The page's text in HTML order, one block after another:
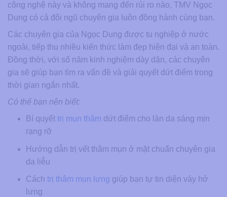
công nghệ này và không mang đến rủi ro nào, TMV Ngọc
Dung có cả đội ngũ chuyên gia luôn đồng hành cùng bạn.
Các chuyên gia của Ngọc Dung được tu nghiệp ở nước
ngoài, tiếp thu nhiều kiến thức làm đẹp hiện đại và an toàn.
Đồng thời, với số năm kinh nghiệm dày dặn, các chuyên
gia sẽ giúp bạn tìm ra vấn đề và giải quyết dứt điểm trong
thời gian ngắn nhất.
Có thể bạn nên biết:
Bí quyết trị mụn thâm dứt điểm cho làn da sáng mịn
rạng rỡ
Hướng dẫn trị vết thâm mụn ở mặt chuẩn chuyên gia
da liễu
Cách trị thâm mụn lưng giúp bạn tự tin diện váy hở
lưng